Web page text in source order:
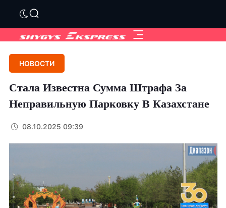
НОВОСТИ
Стала Известна Сумма Штрафа За
Неправильную Парковку В Казахстане
08.10.2025 09:39